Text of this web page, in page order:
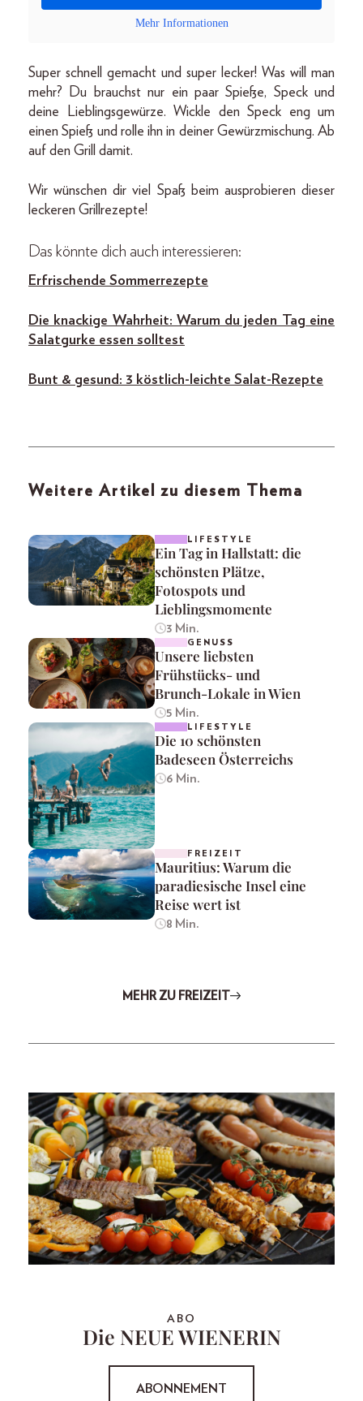
Mehr Informationen
Super schnell gemacht und super lecker! Was will man
mehr? Du brauchst nur ein paar Spieße, Speck und
deine Lieblingsgewürze. Wickle den Speck eng um
einen Spieß und rolle ihn in deiner Gewürzmischung. Ab
auf den Grill damit.
Wir wünschen dir viel Spaß beim ausprobieren dieser
leckeren Grillrezepte!
Das könnte dich auch interessieren:
Erfrischende Sommerrezepte
Die knackige Wahrheit: Warum du jeden Tag eine
Salatgurke essen solltest
Bunt & gesund: 3 köstlich-leichte Salat-Rezepte
Weitere Artikel zu diesem Thema
LIFESTYLE
Ein Tag in Hallstatt: die
schönsten Plätze,
Fotospots und
Lieblingsmomente
3 Min.
GENUSS
Unsere liebsten
Frühstücks- und
Brunch-Lokale in Wien
5 Min.
LIFESTYLE
Die 10 schönsten
Badeseen Österreichs
6 Min.
FREIZEIT
Mauritius: Warum die
paradiesische Insel eine
Reise wert ist
8 Min.
MEHR ZU FREIZEIT
ABO
Die NEUE WIENERIN
ABONNEMENT